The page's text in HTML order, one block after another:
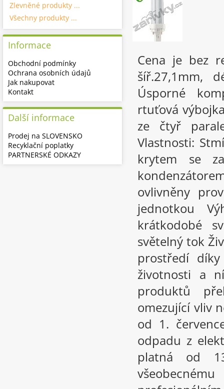
Cena je bez
šíř.27,1mm,
Úsporné
rtuťová
ze čtyř
Vlastnosti:
krytem se
ovlivněny
jednotkou
krátkodobé
světelný tok
prostředí
životnosti a
produktů
omezující vliv
od 1.
odpadu z
platná od
Zlevněné produkty ...
Všechny produkty ...
Informace
Obchodní podmínky
Ochrana osobních údajů
Jak nakupovat
Kontakt
Další informace
Prodej na SLOVENSKO
Recyklační poplatky
PARTNERSKÉ ODKAZY